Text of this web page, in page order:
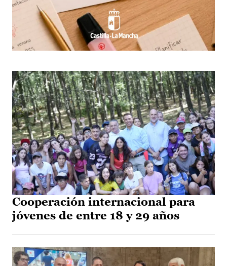
Cooperación internacional para
jóvenes de entre 18 y 29 años